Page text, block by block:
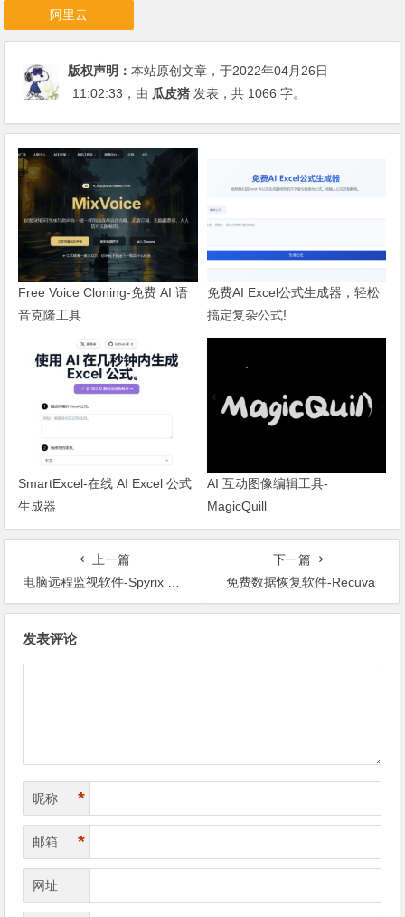
阿里云
版权声明：本站原创文章，于2022年04月26日
11:02:33 ，由 瓜皮猪 发表，共 1066 字。
Free Voice Cloning-免费 AI 语
音克隆工具
免费AI Excel公式生成器，轻松
搞定复杂公式!
SmartExcel-在线 AI Excel 公式
生成器
AI 互动图像编辑工具-
MagicQuill
上一篇
电脑远程监视软件-Spyrix Personal Monitor
下一篇
免费数据恢复软件-Recuva
发表评论
昵称 *
邮箱 *
网址